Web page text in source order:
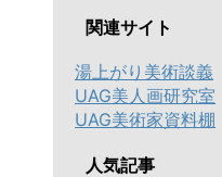
関連サイト
湯上がり美術談義
UAG美人画研究室
UAG美術家資料棚
人気記事